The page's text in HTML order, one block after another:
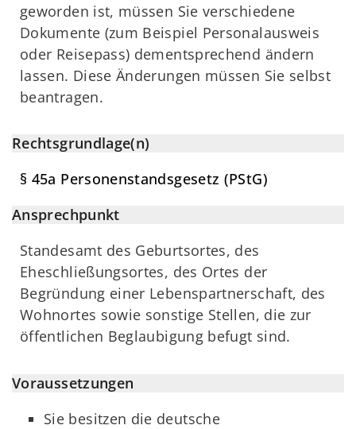
geworden ist, müssen Sie verschiedene
Dokumente (zum Beispiel Personalausweis
oder Reisepass) dementsprechend ändern
lassen. Diese Änderungen müssen Sie selbst
beantragen.
Rechtsgrundlage(n)
§ 45a Personenstandsgesetz (PStG)
Ansprechpunkt
Standesamt des Geburtsortes, des
Eheschließungsortes, des Ortes der
Begründung einer Lebenspartnerschaft, des
Wohnortes sowie sonstige Stellen, die zur
öffentlichen Beglaubigung befugt sind.
Voraussetzungen
Sie besitzen die deutsche